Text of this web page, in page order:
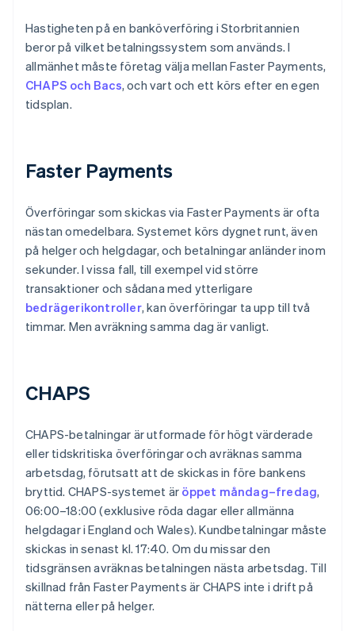
Hastigheten på en banköverföring i Storbritannien
beror på vilket betalningssystem som används. I
allmänhet måste företag välja mellan Faster Payments,
CHAPS och Bacs, och vart och ett körs efter en egen
tidsplan.
Faster Payments
Överföringar som skickas via Faster Payments är ofta
nästan omedelbara. Systemet körs dygnet runt, även
på helger och helgdagar, och betalningar anländer inom
sekunder. I vissa fall, till exempel vid större
transaktioner och sådana med ytterligare
bedrägerikontroller, kan överföringar ta upp till två
timmar. Men avräkning samma dag är vanligt.
CHAPS
CHAPS-betalningar är utformade för högt värderade
eller tidskritiska överföringar och avräknas samma
arbetsdag, förutsatt att de skickas in före bankens
bryttid. CHAPS-systemet är öppet måndag–fredag,
06:00–18:00 (exklusive röda dagar eller allmänna
helgdagar i England och Wales). Kundbetalningar måste
skickas in senast kl. 17:40. Om du missar den
tidsgränsen avräknas betalningen nästa arbetsdag. Till
skillnad från Faster Payments är CHAPS inte i drift på
nätterna eller på helger.